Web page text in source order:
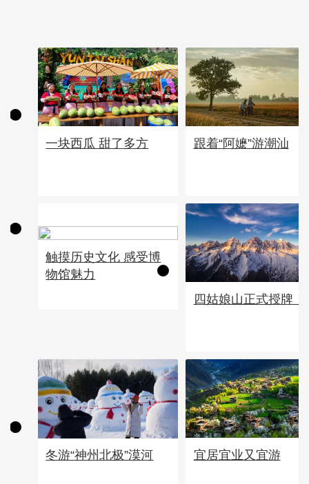
一块西瓜 甜了多方 跟着“阿嬷”游潮汕
触摸历史文化 感受博
物馆魅力
四姑娘山正式授牌！
冬游“神州北极”漠河 宜居宜业又宜游